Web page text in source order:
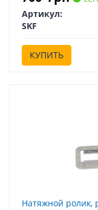
Артикул:
SKF
КУПИТЬ
Натяжной ролик,